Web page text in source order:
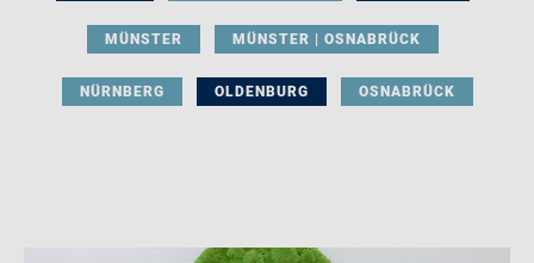
MÜNSTER MÜNSTER | OSNABRÜCK
NÜRNBERG OLDENBURG OSNABRÜCK